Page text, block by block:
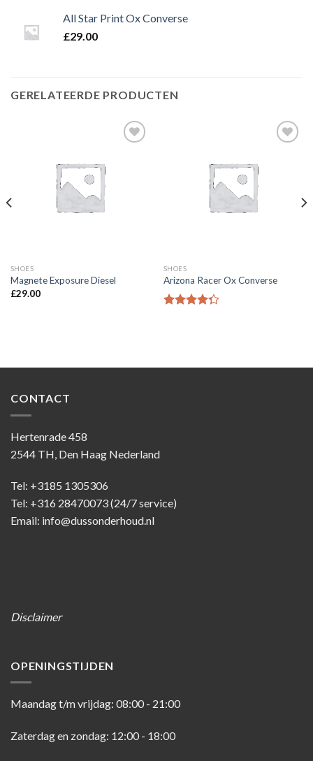
All Star Print Ox Converse
£29.00
GERELATEERDE PRODUCTEN
wenslijst
SHOES
Magnete Exposure Diesel
£29.00
wenslijst
SHOES
Arizona Racer Ox Converse
CONTACT
Hertenrade 458
2544 TH, Den Haag Nederland
Tel: +3185 1305306
Tel: +316 28470073 (24/7 service)
Email: info@dussonderhoud.nl
Disclaimer
OPENINGSTIJDEN
Maandag t/m vrijdag: 08:00 - 21:00
Zaterdag en zondag: 12:00 - 18:00